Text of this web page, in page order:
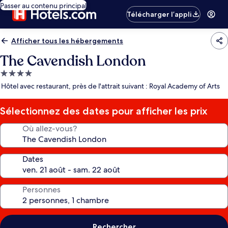
Passer au contenu principal
Télécharger l’appli
Afficher tous les hébergements
The Cavendish London
Hébergement
4.0 étoiles
Hôtel avec restaurant, près de l'attrait suivant : Royal Academy of Arts
Sélectionnez des dates pour afficher les prix
Où allez-vous?
Dates
Personnes